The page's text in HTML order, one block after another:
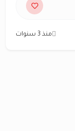
منذ 3 سنوات